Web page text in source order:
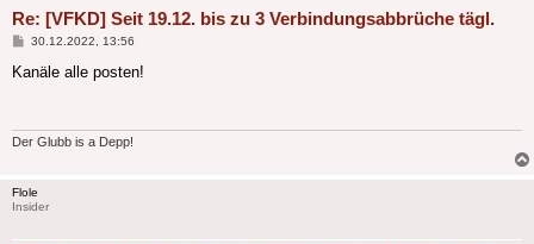
Re: [VFKD] Seit 19.12. bis zu 3 Verbindungsabbrüche tägl.
Beitrag
30.12.2022, 13:56
Kanäle alle posten!
Der Glubb is a Depp!
Flole
Insider